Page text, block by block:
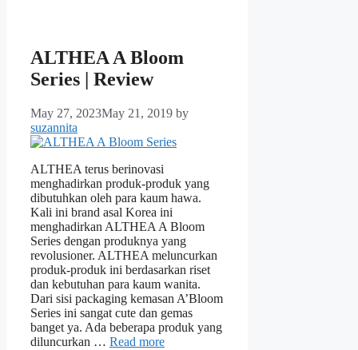
ALTHEA A Bloom
Series | Review
May 27, 2023May 21, 2019 by
suzannita
ALTHEA terus berinovasi
menghadirkan produk-produk yang
dibutuhkan oleh para kaum hawa.
Kali ini brand asal Korea ini
menghadirkan ALTHEA A Bloom
Series dengan produknya yang
revolusioner. ALTHEA meluncurkan
produk-produk ini berdasarkan riset
dan kebutuhan para kaum wanita.
Dari sisi packaging kemasan A’Bloom
Series ini sangat cute dan gemas
banget ya. Ada beberapa produk yang
diluncurkan … Read more